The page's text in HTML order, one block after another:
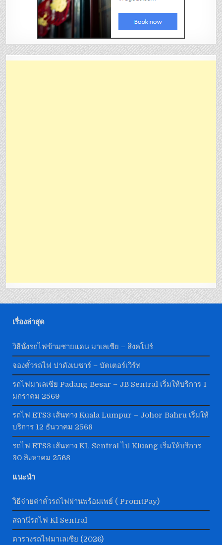
เรื่องล่าสุด
วิธีนั่งรถไฟข้ามชายแดน มาเลเซีย – สิงคโปร์
จองตั๋วรถไฟ ปาดังเบซาร์ – บัตเตอร์เวิร์ท
รถไฟมาเลเซีย Padang Besar – JB Sentral เริ่มให้บริการ 1
มกราคม 2569
รถไฟ ETS3 เส้นทาง Kuala Lumpur – Johor Bahru เริ่มให้
บริการ 12 ธันวาคม 2568
รถไฟ ETS3 เส้นทาง KL Sentral ไป Kluang เริ่มให้บริการ
30 สิงหาคม 2568
แนะนำ
วิธีจ่ายค่าตั๋วรถไฟผ่านพร้อมเพย์ ( PromtPay)
สถานีรถไฟ Kl Sentral
ตารางรถไฟมาเลเซีย (2026)